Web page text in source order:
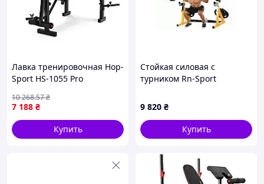
Лавка тренировочная Hop-
Sport HS-1055 Pro
7 188 ₴
10 268.57₴
Купить
Стойкая силовая с
турником Rn-Sport
9 820 ₴
Купить